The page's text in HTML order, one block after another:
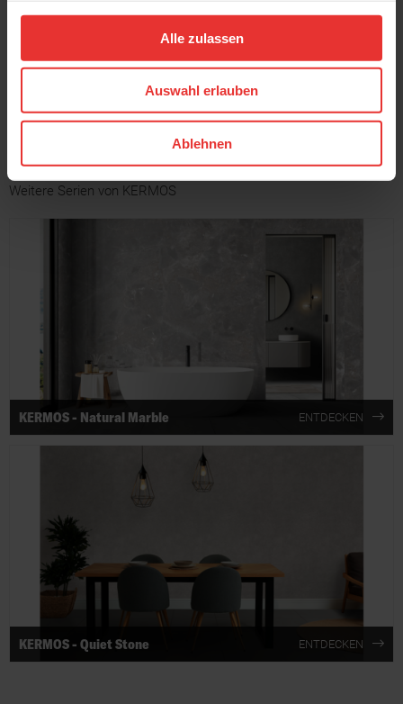
Alle zulassen
Auswahl erlauben
Ablehnen
Concrete Mix
Concrete Mix
stone taupe - matt
Weitere Serien von KERMOS
KERMOS - Natural Marble ENTDECKEN
KERMOS - Quiet Stone ENTDECKEN